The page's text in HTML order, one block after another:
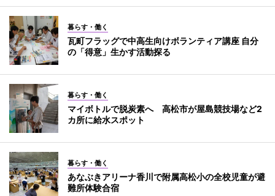
暮らす・働く
瓦町フラッグで中高生向けボランティア講座 自分
の「得意」生かす活動探る
暮らす・働く
マイボトルで脱炭素へ 高松市が屋島競技場など2
カ所に給水スポット
暮らす・働く
あなぶきアリーナ香川で附属高松小の全校児童が避
難所体験合宿